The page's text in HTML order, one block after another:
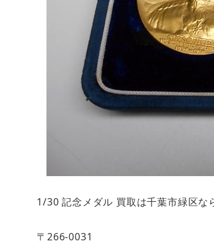
1/30 記念メダル 買取は千葉市緑区な
〒266-0031